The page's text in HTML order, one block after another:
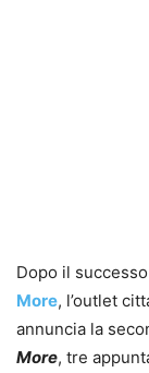
Dopo il
More, l’outlet
annuncia la
More, tre